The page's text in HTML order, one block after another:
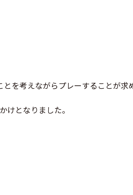
を考えながらプレーすることが求
けとなりました。